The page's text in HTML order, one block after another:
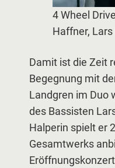
4 Wheel
Haffner,
Damit ist die Zeit
Begegnung mit
Landgren im Duo
des Bassisten
Halperin spielt er
Gesamtwerks